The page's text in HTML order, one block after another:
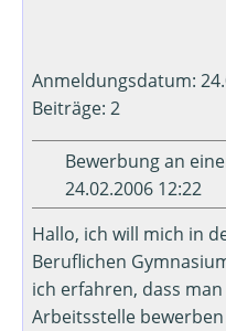
Anmeldungsdatum:
Beiträge: 2
Bewerbung an
24.02.2006 12:22
Hallo, ich will mich in
Beruflichen
ich erfahren, dass
Arbeitsstelle